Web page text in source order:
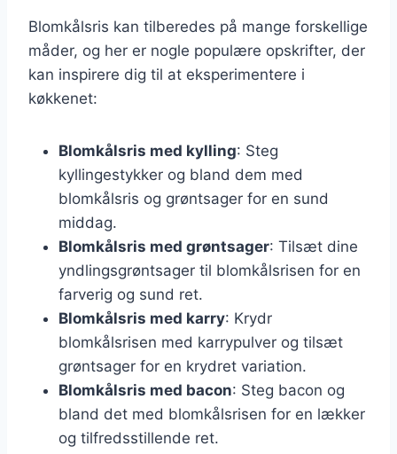
Blomkålsris kan tilberedes på mange forskellige
måder, og her er nogle populære opskrifter, der
kan inspirere dig til at eksperimentere i
køkkenet:
Blomkålsris med kylling: Steg
kyllingestykker og bland dem med
blomkålsris og grøntsager for en sund
middag.
Blomkålsris med grøntsager: Tilsæt dine
yndlingsgrøntsager til blomkålsrisen for en
farverig og sund ret.
Blomkålsris med karry: Krydr
blomkålsrisen med karrypulver og tilsæt
grøntsager for en krydret variation.
Blomkålsris med bacon: Steg bacon og
bland det med blomkålsrisen for en lækker
og tilfredsstillende ret.